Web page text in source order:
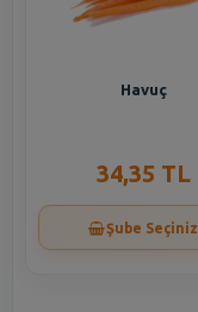
Havuç
34,35 TL
Şube Seçiniz